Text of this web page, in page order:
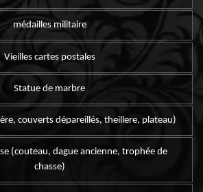
médailles militaire
Vieilles cartes postales
Statue de marbre
couverts dépareillés, theillere, plateau)
(couteau, dague ancienne, trophée de
chasse)